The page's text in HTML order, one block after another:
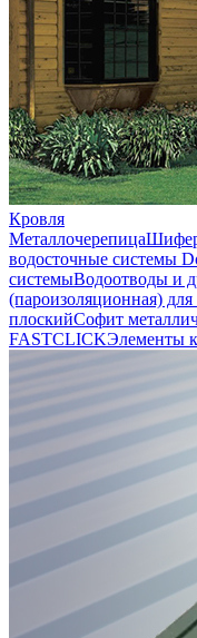
Кровля
Металлочерепица
водосточные системы
системыВодоотводы и
(пароизоляционная)
плоскийСофит
FASTCLICKЭлементы